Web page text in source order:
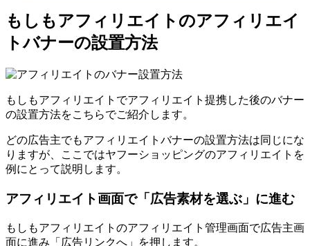
もしもアフィリエイトのアフィリエイ
トバナーの設置方法
もしもアフィリエイトでアフィリエイト提携した後のバナー
の設置方法をこちらでご紹介します。
どの広告主でもアフィリエイトバナーの設置方法は同じにな
りますが、ここではヤフーショッピングのアフィリエイトを
例にとって説明します。
アフィリエイト画面で「広告素材を選ぶ」に進む
もしもアフィリエイトのアフィリエイト管理画面で広告主画
面に進み「広告リンクへ」を押します。